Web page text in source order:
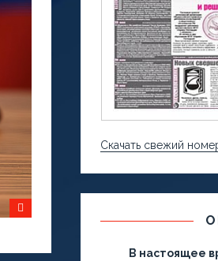
Скачать свежий
В настоящее